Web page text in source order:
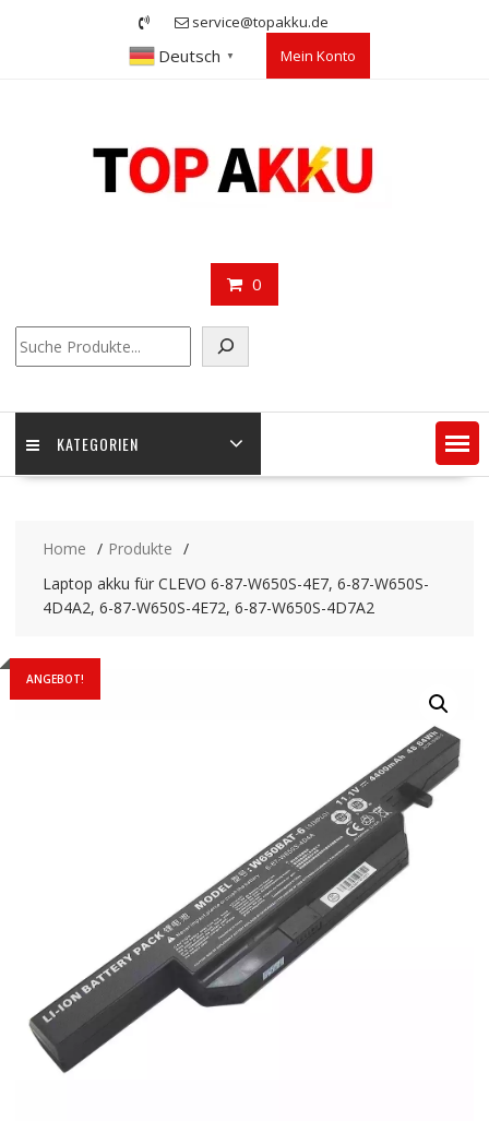
service@topakku.de
Deutsch ▼ Mein Konto
0
KATEGORIEN
Home
Produkte
Laptop akku für CLEVO 6-87-W650S-4E7, 6-87-W650S-
4D4A2, 6-87-W650S-4E72, 6-87-W650S-4D7A2
ANGEBOT!